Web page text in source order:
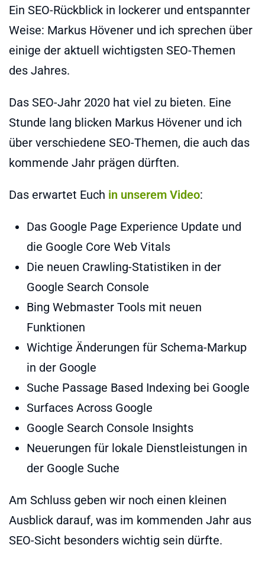
Ein SEO-Rückblick in lockerer und entspannter
Weise: Markus Hövener und ich sprechen über
einige der aktuell wichtigsten SEO-Themen
des Jahres.
Das SEO-Jahr 2020 hat viel zu bieten. Eine
Stunde lang blicken Markus Hövener und ich
über verschiedene SEO-Themen, die auch das
kommende Jahr prägen dürften.
Das erwartet Euch in unserem Video:
Das Google Page Experience Update und
die Google Core Web Vitals
Die neuen Crawling-Statistiken in der
Google Search Console
Bing Webmaster Tools mit neuen
Funktionen
Wichtige Änderungen für Schema-Markup
in der Google
Suche Passage Based Indexing bei Google
Surfaces Across Google
Google Search Console Insights
Neuerungen für lokale Dienstleistungen in
der Google Suche
Am Schluss geben wir noch einen kleinen
Ausblick darauf, was im kommenden Jahr aus
SEO-Sicht besonders wichtig sein dürfte.